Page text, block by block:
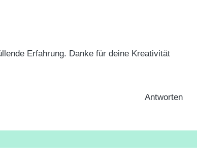
Erfahrung. Danke für deine Kreativität
Antworten